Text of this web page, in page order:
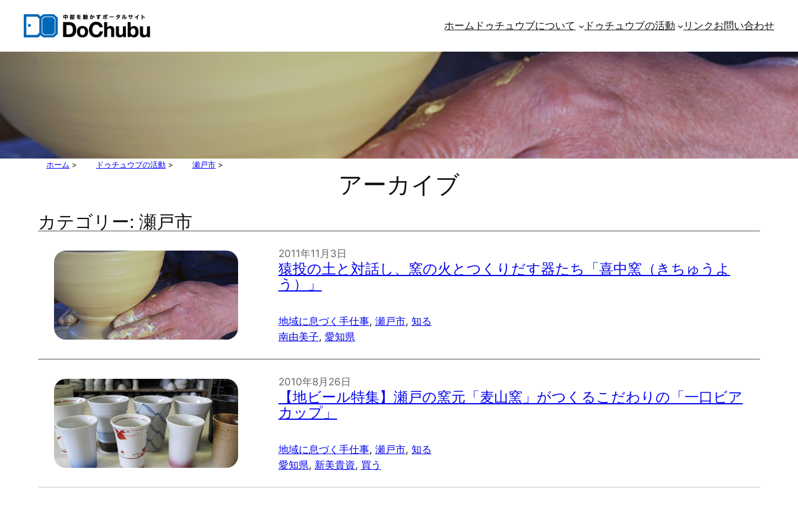
ス
ホーム ドゥチュウブについて ドゥチュウブの活動 リンク お問い合わせ
ホーム > ドゥチュウブの活動 > 瀬戸市 >
アーカイブ
カテゴリー: 瀬戸市
2011年11月3日
猿投の土と対話し、窯の火とつくりだす器たち「喜中窯（きちゅうよ
う）」
地域に息づく手仕事, 瀬戸市, 知る
南由美子, 愛知県
2010年8月26日
【地ビール特集】瀬戸の窯元「麦山窯」がつくるこだわりの「一口ビア
カップ」
地域に息づく手仕事, 瀬戸市, 知る
愛知県, 新美貴資, 買う